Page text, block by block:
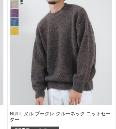
NULL ヌル ブークレ クルーネック ニットセー
ター